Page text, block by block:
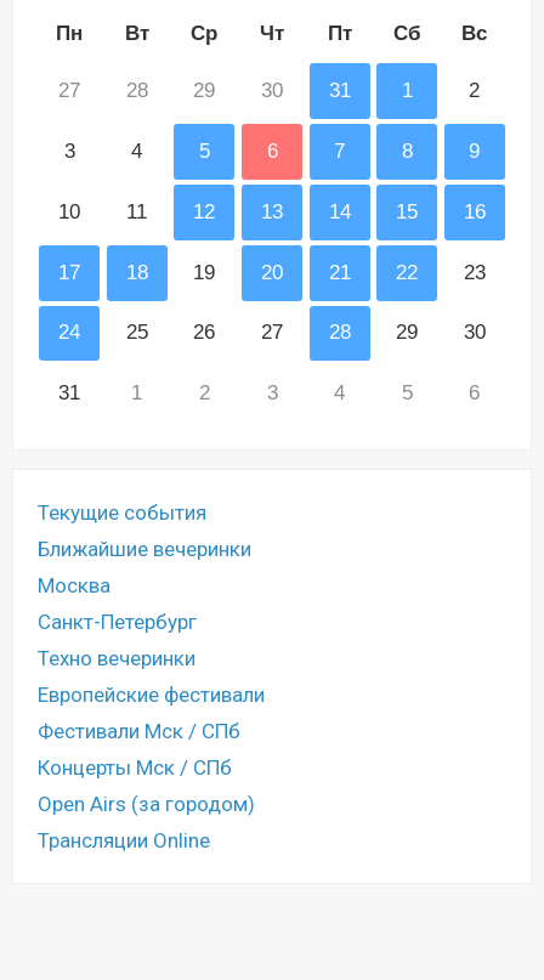
Пн Вт Ср Чт Пт Сб Вс
27 28 29 30 31 1 2
3 4 5 6 7 8 9
10 11 12 13 14 15 16
17 18 19 20 21 22 23
24 25 26 27 28 29 30
31 1 2 3 4 5 6
Текущие события
Ближайшие вечеринки
Москва
Санкт-Петербург
Техно вечеринки
Европейские фестивали
Фестивали Мск / СПб
Концерты Мск / СПб
Open Airs (за городом)
Трансляции Online